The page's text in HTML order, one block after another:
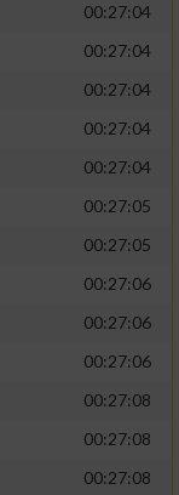
00:27:04
00:27:04
00:27:04
00:27:04
00:27:04
00:27:05
00:27:05
00:27:06
00:27:06
00:27:06
00:27:08
00:27:08
00:27:08